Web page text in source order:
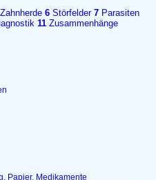
Zahnherde 6 Störfelder 7 Parasiten
11 Zusammenhänge
Papier, Medikamente